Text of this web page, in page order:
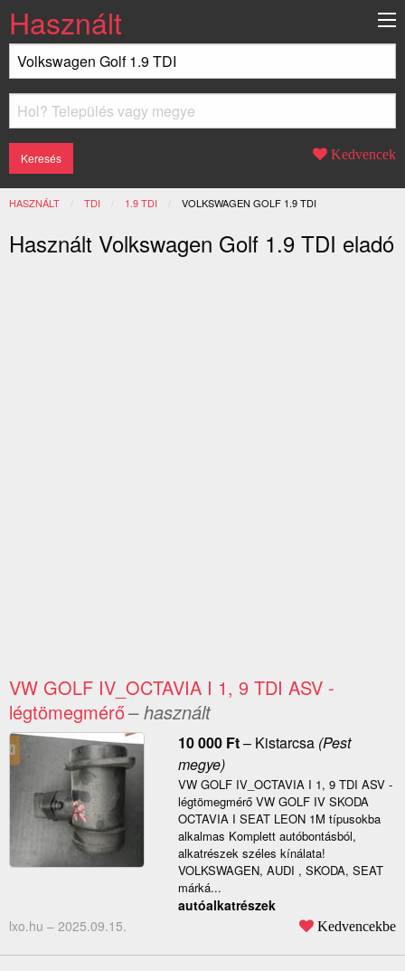
Használt
Kedvencek
HASZNÁLT TDI 1.9 TDI JELENLEGI:
VOLKSWAGEN GOLF 1.9 TDI
Használt Volkswagen Golf 1.9 TDI eladó
VW GOLF IV_OCTAVIA I 1, 9 TDI ASV -
légtömegmérő– használt
10 000 Ft– Kistarcsa(Pest
megye)
VW GOLF IV_OCTAVIA I 1, 9 TDI ASV -
légtömegmérő VW GOLF IV SKODA
OCTAVIA I SEAT LEON 1M típusokba
alkalmas Komplett autóbontásból,
alkatrészek széles kínálata!
VOLKSWAGEN, AUDI , SKODA, SEAT
márká...
autóalkatrészek
lxo.hu – 2025.09.15. Kedvencekbe